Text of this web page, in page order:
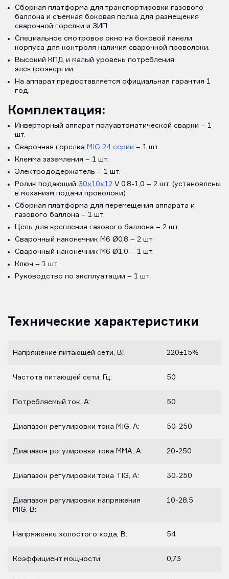
Сборная платформа для транспортировки газового
баллона и съемная боковая полка для размещения
сварочной горелки и ЗИП.
Специальное смотровое окно на боковой панели
корпуса для контроля наличия сварочной проволоки.
Высокий КПД и малый уровень потребления
электроэнергии.
На аппарат предоставляется официальная гарантия 1
год.
Комплектация:
Инверторный аппарат полуавтоматической сварки – 1
шт.
Сварочная горелка MIG 24 серии – 1 шт.
Клемма заземления – 1 шт.
Электрододержатель – 1 шт.
Ролик подающий 30х10х12 V 0,8-1,0 – 2 шт. (установлены
в механизм подачи проволоки)
Сборная платформа для перемещения аппарата и
газового баллона – 1 шт.
Цепь для крепления газового баллона – 2 шт.
Сварочный наконечник М6 Ø0,8 – 2 шт.
Сварочный наконечник М6 Ø1,0 – 1 шт.
Ключ – 1 шт.
Руководство по эксплуатации – 1 шт.
Технические характеристики
Напряжение питающей сети, В: 220±15%
Частота питающей сети, Гц: 50
Потребляемый ток, А: 50
Диапазон регулировки тока MIG, А: 50-250
Диапазон регулировки тока ММА, А: 20-250
Диапазон регулировки тока TIG, А: 30-250
Диапазон регулировки напряжения
MIG, В:
10-28,5
Напряжение холостого хода, В: 54
Коэффициент мощности: 0,73